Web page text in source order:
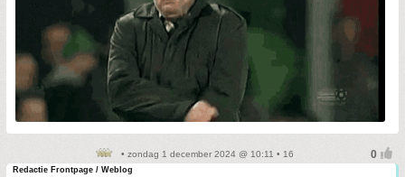
• zondag 1 december 2024 @ 10:11 • 16
Redactie Frontpage / Weblog